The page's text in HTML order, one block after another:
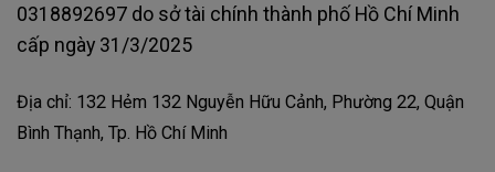
0318892697 do sở tài chính thành phố Hồ Chí Minh
cấp ngày 31/3/2025
Địa chỉ: 132 Hẻm 132 Nguyễn Hữu Cảnh, Phường 22, Quận
Bình Thạnh, Tp. Hồ Chí Minh